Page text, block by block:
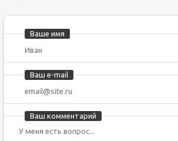
Ваше имя
Ваш e-mail
Ваш комментарий